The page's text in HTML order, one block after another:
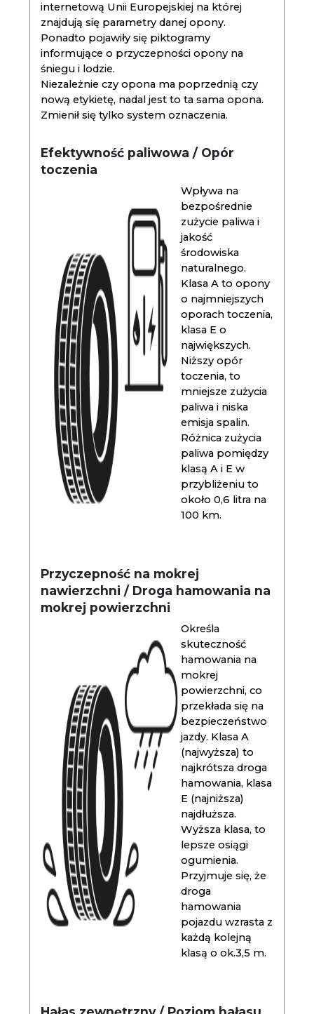
internetową Unii Europejskiej na której
znajdują się parametry danej opony.
Ponadto pojawiły się piktogramy
informujące o przyczepności opony na
śniegu i lodzie.
Niezależnie czy opona ma poprzednią czy
nową etykietę, nadal jest to ta sama opona.
Zmienił się tylko system oznaczenia.
Efektywność paliwowa / Opór
toczenia
Wpływa na
bezpośrednie
zużycie paliwa i
jakość
środowiska
naturalnego.
Klasa A to opony
o najmniejszych
oporach toczenia,
klasa E o
największych.
Niższy opór
toczenia, to
mniejsze zużycia
paliwa i niska
emisja spalin.
Różnica zużycia
paliwa pomiędzy
klasą A i E w
przybliżeniu to
około 0,6 litra na
100 km.
Przyczepność na mokrej
nawierzchni / Droga hamowania na
mokrej powierzchni
Określa
skuteczność
hamowania na
mokrej
powierzchni, co
przekłada się na
bezpieczeństwo
jazdy. Klasa A
(najwyższa) to
najkrótsza droga
hamowania, klasa
E (najniższa)
najdłuższa.
Wyższa klasa, to
lepsze osiągi
ogumienia.
Przyjmuje się, że
droga
hamowania
pojazdu wzrasta z
każdą kolejną
klasą o ok.3,5 m.